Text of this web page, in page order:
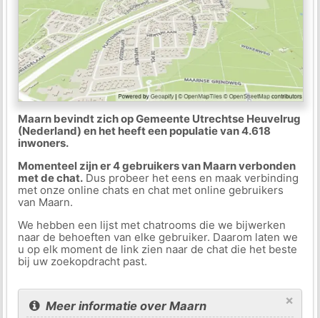
Maarn bevindt zich op Gemeente Utrechtse Heuvelrug
(Nederland) en het heeft een populatie van 4.618
inwoners.
Momenteel zijn er 4 gebruikers van Maarn verbonden
met de chat.Dus probeer het eens en maak verbinding
met onze online chats en chat met online gebruikers
van Maarn.
We hebben een lijst met chatrooms die we bijwerken
naar de behoeften van elke gebruiker. Daarom laten we
u op elk moment de link zien naar de chat die het beste
bij uw zoekopdracht past.
×
Meer informatie over Maarn